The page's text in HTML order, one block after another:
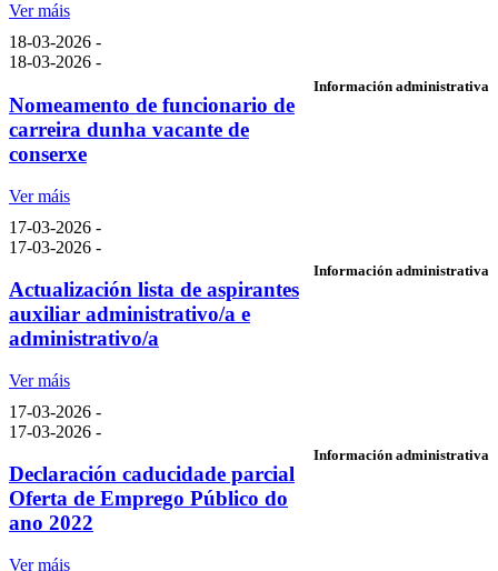
Ver máis
18-03-2026 -
18-03-2026 -
Información administrativa
Nomeamento de funcionario de
carreira dunha vacante de
conserxe
Ver máis
17-03-2026 -
17-03-2026 -
Información administrativa
Actualización lista de aspirantes
auxiliar administrativo/a e
administrativo/a
Ver máis
17-03-2026 -
17-03-2026 -
Información administrativa
Declaración caducidade parcial
Oferta de Emprego Público do
ano 2022
Ver máis